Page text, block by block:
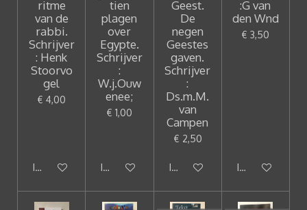
ritme
van de
rabbi.
Schrijver
: Henk
Stoorvo
gel
€ 4,00
In winkelwagen
tien
plagen
over
Egypte.
Schrijver
:
W.j.Ouw
enee;
€ 1,00
In winkelwagen
Geest.
De
negen
Geestes
gaven.
Schrijver
:
Ds.m.M.
van
Campen
€ 2,50
In winkelwagen
:G van
den Wnd
€ 3,50
In winkelwagen